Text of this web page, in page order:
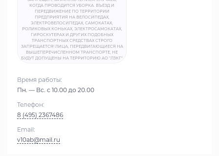
КОГДА ПРОВОДИТСЯ УБОРКА. ВЪЕЗД И
ПЕРЕДВИЖЕНИЕ ПО ТЕРРИТОРИИ
ПРЕДПРИЯТИЯ НА ВЕЛОСИПЕДАХ,
ЭЛЕКТРОВЕЛОСИПЕДАХ, САМОКАТАХ,
РОЛИКОВЫХ КОНЬКАХ, ЭЛЕКТРОСАМОКАТАХ,
ГИРОСКУТЕРАХ И ДРУГИХ ПОДОБНЫХ
ТРАНСПОРТНЫХ СРЕДСТВАХ СТРОГО
ЗАПРЕЩАЕТСЯ! ЛИЦА, ПЕРЕДВИГАЮЩИЕСЯ НА
ВЫШЕПЕРЕЧИСЛЕННОМ ТРАНСПОРТЕ, НЕ
БУДУТ ДОПУЩЕНЫ НА ТЕРРИТОРИЮ АО "ЛЗКГ"
Время работы:
Пн. — Вс. с 10.00 до 20.00
Телефон:
8 (495) 2367486
Email:
v10ab@mail.ru